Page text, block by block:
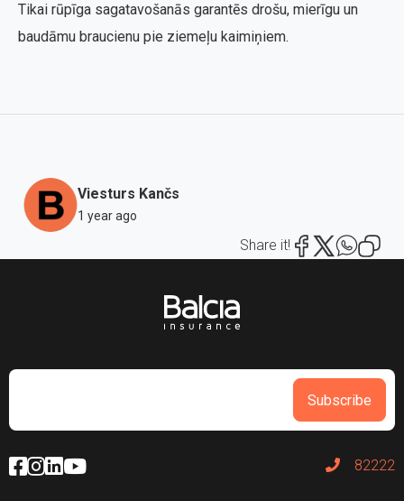
Tikai rūpīga sagatavošanās garantēs drošu, mierīgu un
baudāmu braucienu pie ziemeļu kaimiņiem.
Viesturs Kančs
1 year ago
Share it!
Subscribe
82222